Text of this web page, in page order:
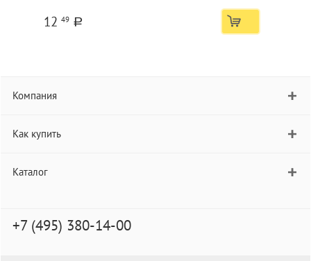
12 49 a
Компания
Как купить
Каталог
+7 (495) 380-14-00